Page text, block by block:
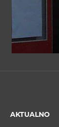
AKTUALNO